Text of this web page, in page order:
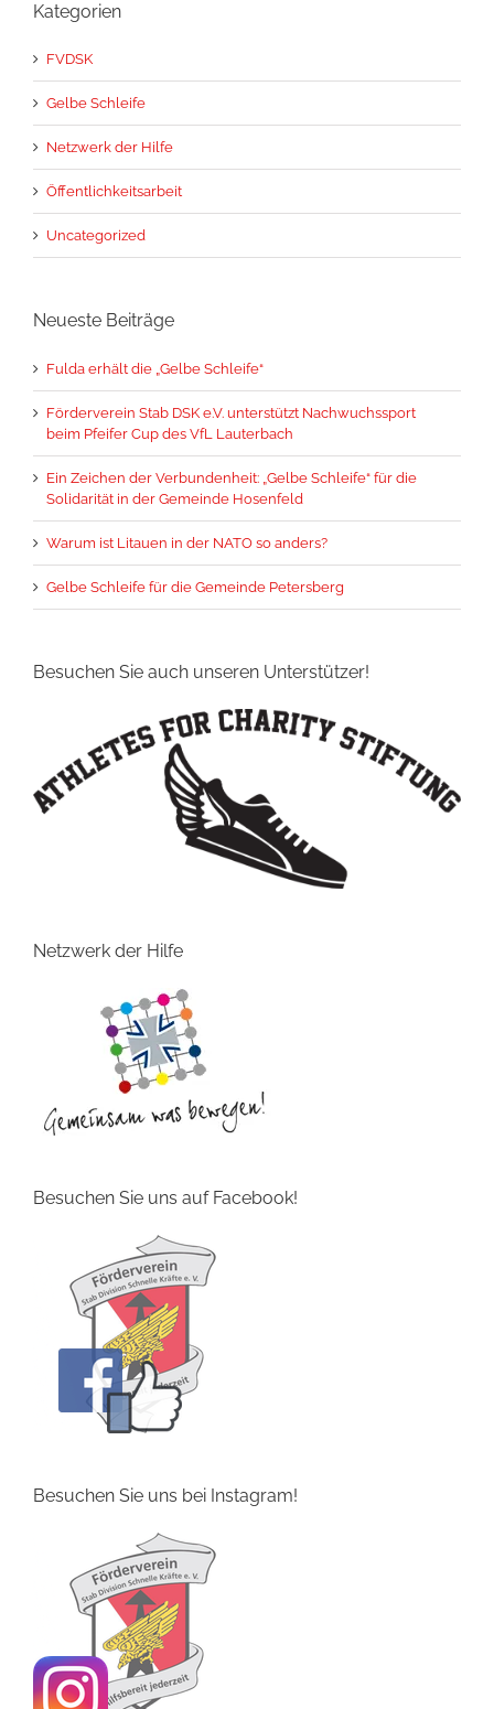
Kategorien
FVDSK
Gelbe Schleife
Netzwerk der Hilfe
Öffentlichkeitsarbeit
Uncategorized
Neueste Beiträge
Fulda erhält die „Gelbe Schleife“
Förderverein Stab DSK e.V. unterstützt Nachwuchssport
beim Pfeifer Cup des VfL Lauterbach
Ein Zeichen der Verbundenheit: „Gelbe Schleife“ für die
Solidarität in der Gemeinde Hosenfeld
Warum ist Litauen in der NATO so anders?
Gelbe Schleife für die Gemeinde Petersberg
Besuchen Sie auch unseren Unterstützer!
Netzwerk der Hilfe
Besuchen Sie uns auf Facebook!
Besuchen Sie uns bei Instagram!